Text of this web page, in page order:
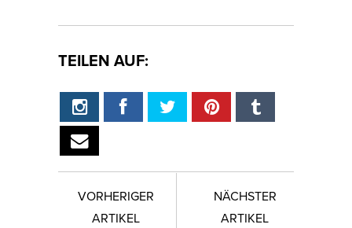
TEILEN AUF:
VORHERIGER
ARTIKEL
NÄCHSTER
ARTIKEL